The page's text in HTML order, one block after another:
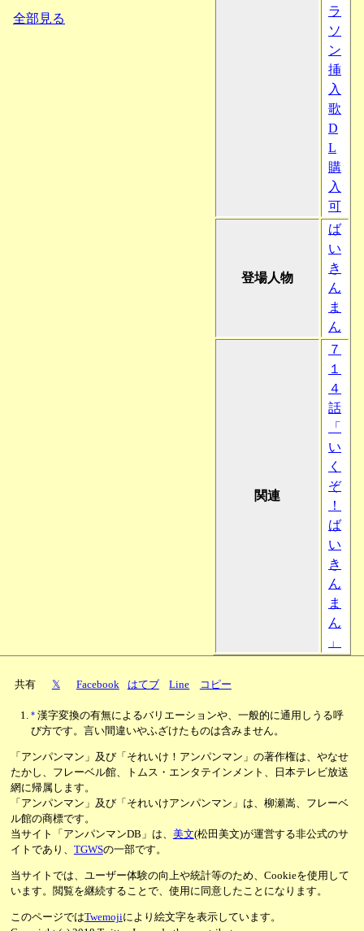
ラ
ソ
ン
挿
入
歌
D
L
購
入
可
登場人物
ば
い
き
ん
ま
ん
関連
７
１
４
話
「
い
く
ぞ
！
ば
い
き
ん
ま
ん
」
全部見る
共有 𝕏 Facebook はてブ Line コピー
* 漢字変換の有無によるバリエーションや、一般的に通用しうる呼
び方です。言い間違いやふざけたものは含みません。
「アンパンマン」及び「それいけ！アンパンマン」の著作権は、やなせ
たかし、フレーベル館、トムス・エンタテインメント、日本テレビ放送
網に帰属します。
「アンパンマン」及び「それいけアンパンマン」は、柳瀬嵩、フレーベ
ル館の商標です。
当サイト「アンパンマンDB」は、 美文(松田美文)が運営する非公式のサ
イトであり、 TGWSの一部です。
当サイトでは、ユーザー体験の向上や統計等のため、Cookieを使用して
います。閲覧を継続することで、使用に同意したことになります。
このページではTwemojiにより絵文字を表示しています。